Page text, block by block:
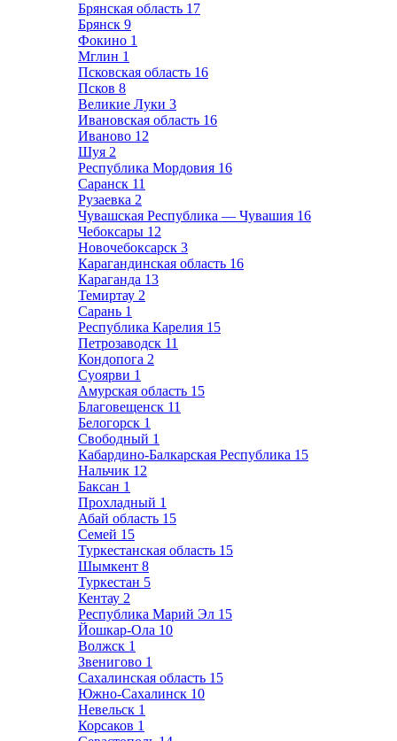
Брянская область 17
Брянск 9
Фокино 1
Мглин 1
Псковская область 16
Псков 8
Великие Луки 3
Ивановская область 16
Иваново 12
Шуя 2
Республика Мордовия 16
Саранск 11
Рузаевка 2
Чувашская Республика — Чувашия 16
Чебоксары 12
Новочебоксарск 3
Карагандинская область 16
Караганда 13
Темиртау 2
Сарань 1
Республика Карелия 15
Петрозаводск 11
Кондопога 2
Суоярви 1
Амурская область 15
Благовещенск 11
Белогорск 1
Свободный 1
Кабардино-Балкарская Республика 15
Нальчик 12
Баксан 1
Прохладный 1
Абай область 15
Семей 15
Туркестанская область 15
Шымкент 8
Туркестан 5
Кентау 2
Республика Марий Эл 15
Йошкар-Ола 10
Волжск 1
Звенигово 1
Сахалинская область 15
Южно-Сахалинск 10
Невельск 1
Корсаков 1